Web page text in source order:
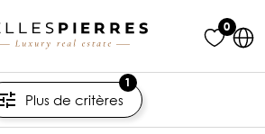
0
Plus de critères
1